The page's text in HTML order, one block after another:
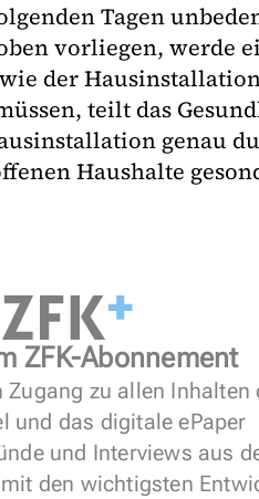
Tagen
vorliegen, werde
der
teilt das
genau
Haushalte
ZFK-Abonnement
zu allen Inhalten
und das digitale ePaper
und Interviews aus
den wichtigsten